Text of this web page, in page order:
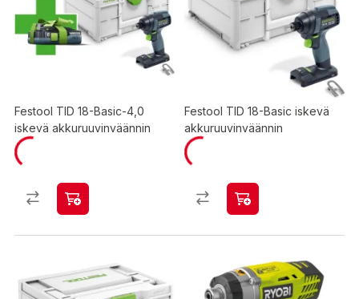
Festool TID 18-Basic-4,0
iskevä akkuruuvinväännin
Festool TID 18-Basic iskevä
akkuruuvinväännin